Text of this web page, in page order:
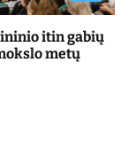
itin gabių
metų